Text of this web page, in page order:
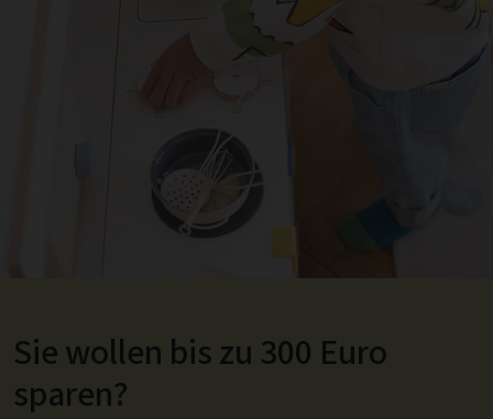
Sie wollen bis zu 300 Euro
sparen?